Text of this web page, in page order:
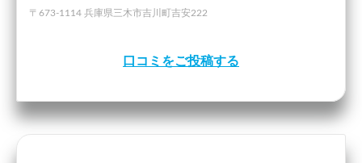
〒673-1114 兵庫県三木市吉川町吉安222
口コミをご投稿する